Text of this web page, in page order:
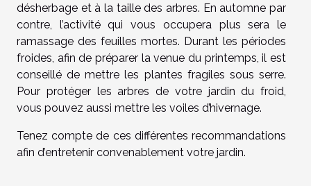
désherbage et à la taille des arbres. En automne par
contre, l’activité qui vous occupera plus sera le
ramassage des feuilles mortes. Durant les périodes
froides, afin de préparer la venue du printemps, il est
conseillé de mettre les plantes fragiles sous serre.
Pour protéger les arbres de votre jardin du froid,
vous pouvez aussi mettre les voiles d’hivernage.
Tenez compte de ces différentes recommandations
afin d’entretenir convenablement votre jardin.